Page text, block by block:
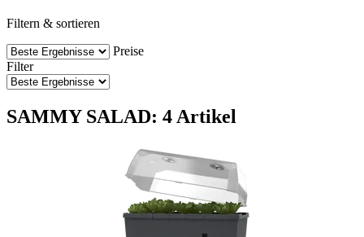
Filtern & sortieren
Preise
Filter
SAMMY SALAD: 4 Artikel